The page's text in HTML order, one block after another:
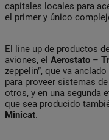
capitales locales para
el primer y único
El line up de productos
aviones, el Aerostato –
zeppelin”, que va
para proveer sistemas
otros, y en una segunda
que sea producido
Minicat.